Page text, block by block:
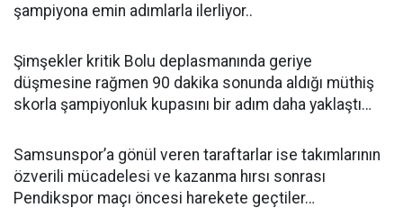
şampiyona emin adımlarla ilerliyor..
Şimşekler kritik Bolu deplasmanında geriye
düşmesine rağmen 90 dakika sonunda aldığı müthiş
skorla şampiyonluk kupasını bir adım daha yaklaştı…
Samsunspor’a gönül veren taraftarlar ise takımlarının
özverili mücadelesi ve kazanma hırsı sonrası
Pendikspor maçı öncesi harekete geçtiler…